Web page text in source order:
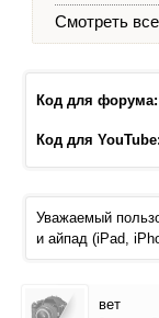
Смотреть
Код для форума:
Код для YouTube:
Уважаемый
и айпад (iPad,
вет